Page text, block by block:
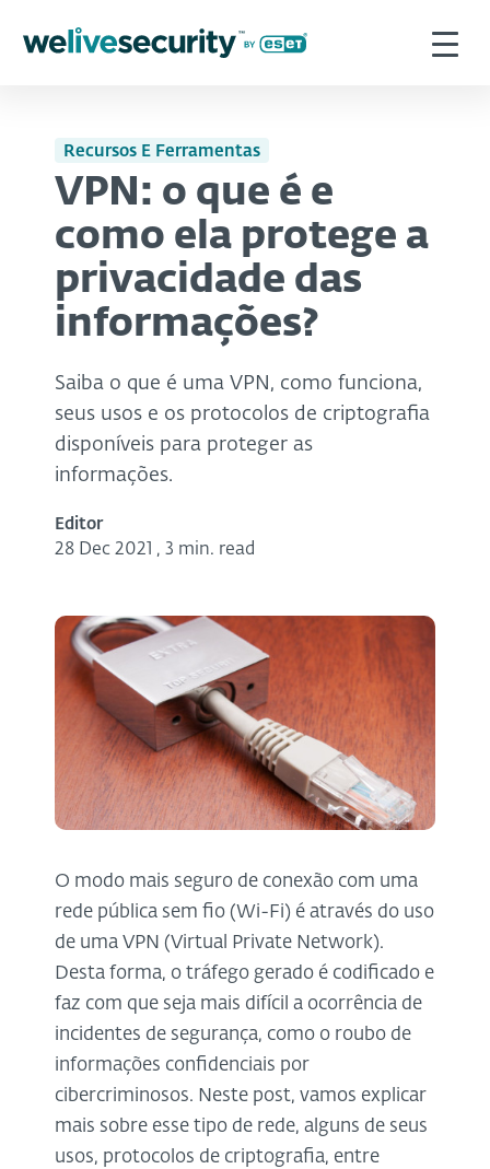
Recursos E Ferramentas
VPN: o que é e
como ela protege a
privacidade das
informações?
Saiba o que é uma VPN, como funciona,
seus usos e os protocolos de criptografia
disponíveis para proteger as
informações.
Editor
28 Dec 2021 , 3 min. read
O modo mais seguro de conexão com uma
rede pública sem fio (Wi-Fi) é através do uso
de uma VPN (Virtual Private Network).
Desta forma, o tráfego gerado é codificado e
faz com que seja mais difícil a ocorrência de
incidentes de segurança, como o roubo de
informações confidenciais por
cibercriminosos. Neste post, vamos explicar
mais sobre esse tipo de rede, alguns de seus
usos, protocolos de criptografia, entre